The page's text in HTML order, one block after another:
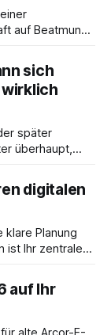
auf Beatmung
Klinik bleiben –
Sie
sich
später
überhaupt,
Steuersoftware
meist
digitalen
Planung
ist Ihr zentraler
rund um
Leitfaden
Einstieg
auf Ihr